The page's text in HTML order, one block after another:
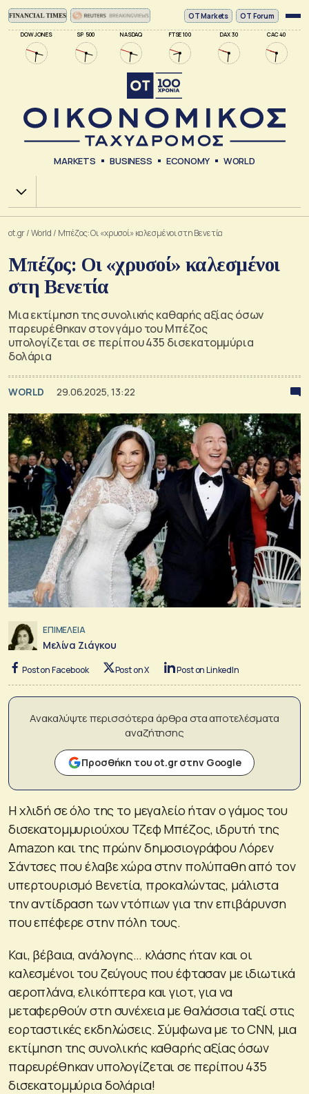
DOW JONES SP 500 NASDAQ FTSE 100 DAX 30 CAC 40
ΟΤ Markets OT Forum
MARKETS BUSINESS ECONOMY WORLD
Χ.Α.
ot.gr/World / Μπέζος: Οι «χρυσοί» καλεσμένοι στη Βενετία
Μπέζος: Οι «χρυσοί» καλεσμένοι
στη Βενετία
Μια εκτίμηση της συνολικής καθαρής αξίας όσων
παρευρέθηκαν στον γάμο του Μπέζος
υπολογίζεται σε περίπου 435 δισεκατομμύρια
δολάρια
WORLD 29.06.2025, 13:22
ΕΠΙΜΕΛΕΙΑ
Μελίνα Ζιάγκου
Post on Facebook Post on X Post on LinkedIn
Ανακαλύψτε περισσότερα άρθρα στα αποτελέσματα
αναζήτησης
Προσθήκη του ot.gr στην Google
Η χλιδή σε όλο της το μεγαλείο ήταν ο γάμος του
δισεκατομμυριούχου Τζεφ Μπέζος, ιδρυτή της
Amazon και της πρώην δημοσιογράφου Λόρεν
Σάντσες που έλαβε χώρα στην πολύπαθη από τον
υπερτουρισμό Βενετία, προκαλώντας, μάλιστα
την αντίδραση των ντόπιων για την επιβάρυνση
που επέφερε στην πόλη τους.
Και, βέβαια, ανάλογης… κλάσης ήταν και οι
καλεσμένοι του ζεύγους που έφτασαν με ιδιωτικά
αεροπλάνα, ελικόπτερα και γιοτ, για να
μεταφερθούν στη συνέχεια με θαλάσσια ταξί στις
εορταστικές εκδηλώσεις. Σύμφωνα με το CNN, μια
εκτίμηση της συνολικής καθαρής αξίας όσων
παρευρέθηκαν υπολογίζεται σε περίπου 435
δισεκατομμύρια δολάρια!